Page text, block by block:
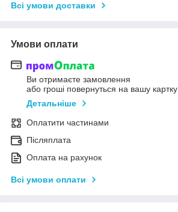
Всі умови доставки
Умови оплати
Ви отримаєте замовлення
або гроші повернуться на вашу картку
Детальніше
Оплатити частинами
Післяплата
Оплата на рахунок
Всі умови оплати